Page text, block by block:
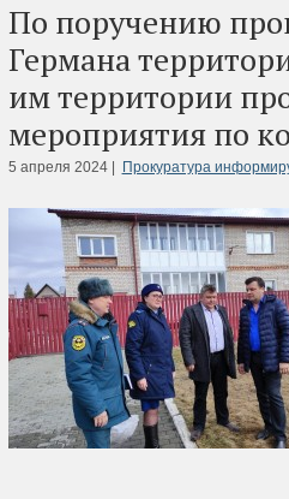
По поручению
Германа
им территории
мероприятия по
5 апреля 2024 | Прокуратура